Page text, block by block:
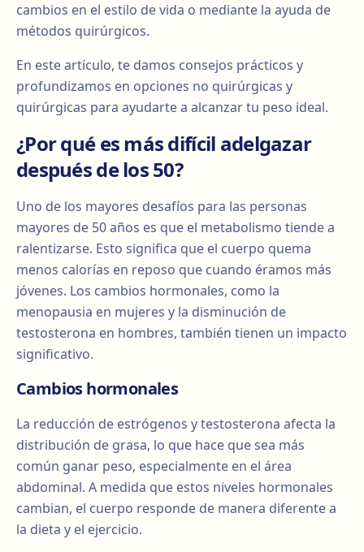
cambios en el estilo de vida o mediante la ayuda de
métodos quirúrgicos.
En este artículo, te damos consejos prácticos y
profundizamos en opciones no quirúrgicas y
quirúrgicas para ayudarte a alcanzar tu peso ideal.
¿Por qué es más difícil adelgazar
después de los 50?
Uno de los mayores desafíos para las personas
mayores de 50 años es que el metabolismo tiende a
ralentizarse. Esto significa que el cuerpo quema
menos calorías en reposo que cuando éramos más
jóvenes. Los cambios hormonales, como la
menopausia en mujeres y la disminución de
testosterona en hombres, también tienen un impacto
significativo.
Cambios hormonales
La reducción de estrógenos y testosterona afecta la
distribución de grasa, lo que hace que sea más
común ganar peso, especialmente en el área
abdominal. A medida que estos niveles hormonales
cambian, el cuerpo responde de manera diferente a
la dieta y el ejercicio.